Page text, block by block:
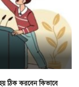
ঠিক করবেন কিভাবে